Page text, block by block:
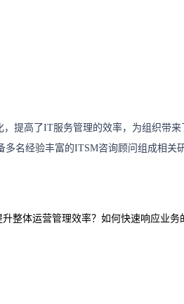
提高了IT服务管理的效率，为组织带
名经验丰富的ITSM咨询顾问组成相
体运营管理效率？如何快速响应业务